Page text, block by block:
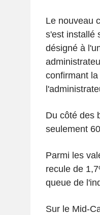
Le nouveau
s'est installé
désigné à
confirmant
Du côté des
seulement
Parmi les
recule de
queue de
Sur le Mid-